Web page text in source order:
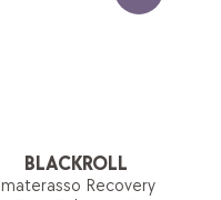
BLACKROLL
materasso Recovery